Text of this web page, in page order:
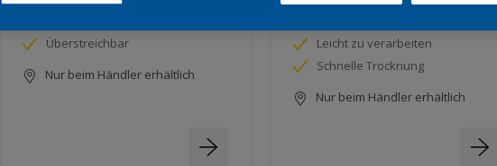
Überstreichbar
Nur beim Händler erhältlich
Leicht zu verarbeiten
Schnelle Trocknung
Nur beim Händler erhältlich